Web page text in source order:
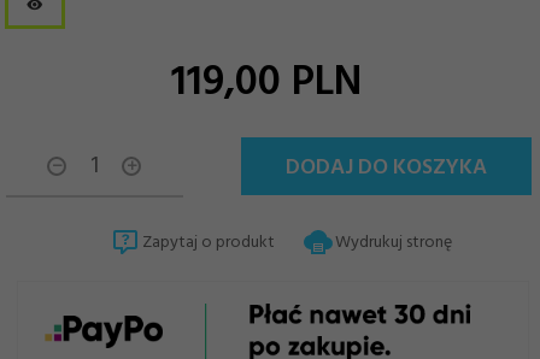
119,00 PLN
DODAJ DO KOSZYKA
Zapytaj o produkt Wydrukuj stronę